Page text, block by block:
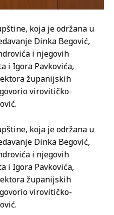
koja je održana u
Dinka Begović,
i njegovih
i Igora Pavkovića,
županijskih
virovitičko-
koja je održana u
Dinka Begović,
i njegovih
i Igora Pavkovića,
županijskih
virovitičko-